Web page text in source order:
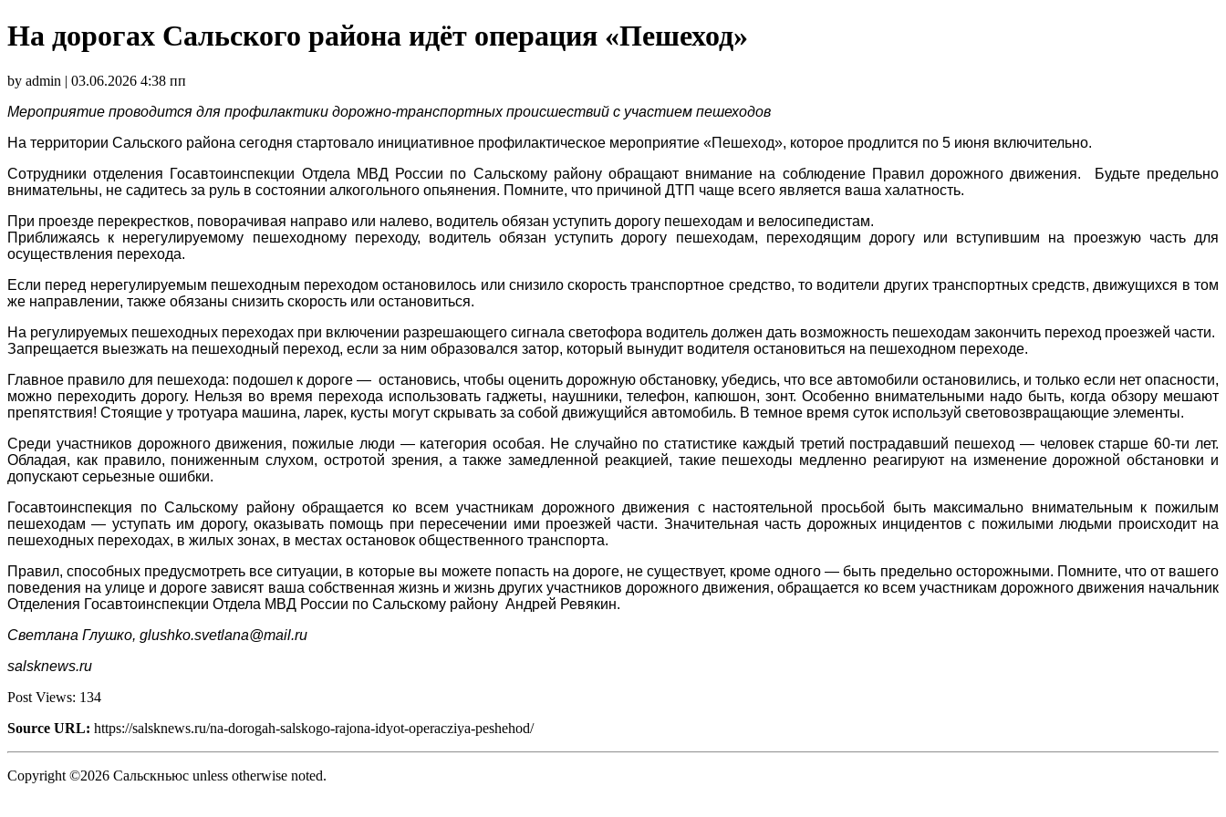
На дорогах Сальского района идёт операция «Пешеход»
by admin | 03.06.2026 4:38 пп
Мероприятие проводится для профилактики дорожно-транспортных происшествий с участием пешеходов
На территории Сальского района сегодня стартовало инициативное профилактическое мероприятие «Пешеход», которое продлится по 5 июня включительно.
Сотрудники отделения Госавтоинспекции Отдела МВД России по Сальскому району обращают внимание на соблюдение Правил дорожного движения. Будьте предельно
внимательны, не садитесь за руль в состоянии алкогольного опьянения. Помните, что причиной ДТП чаще всего является ваша халатность.
При проезде перекрестков, поворачивая направо или налево, водитель обязан уступить дорогу пешеходам и велосипедистам.
Приближаясь к нерегулируемому пешеходному переходу, водитель обязан уступить дорогу пешеходам, переходящим дорогу или вступившим на проезжую часть для
осуществления перехода.
Если перед нерегулируемым пешеходным переходом остановилось или снизило скорость транспортное средство, то водители других транспортных средств, движущихся в том
же направлении, также обязаны снизить скорость или остановиться.
На регулируемых пешеходных переходах при включении разрешающего сигнала светофора водитель должен дать возможность пешеходам закончить переход проезжей части.
Запрещается выезжать на пешеходный переход, если за ним образовался затор, который вынудит водителя остановиться на пешеходном переходе.
Главное правило для пешехода: подошел к дороге — остановись, чтобы оценить дорожную обстановку, убедись, что все автомобили остановились, и только если нет опасности,
можно переходить дорогу. Нельзя во время перехода использовать гаджеты, наушники, телефон, капюшон, зонт. Особенно внимательными надо быть, когда обзору мешают
препятствия! Стоящие у тротуара машина, ларек, кусты могут скрывать за собой движущийся автомобиль. В темное время суток используй световозвращающие элементы.
Среди участников дорожного движения, пожилые люди — категория особая. Не случайно по статистике каждый третий пострадавший пешеход — человек старше 60-ти лет.
Обладая, как правило, пониженным слухом, остротой зрения, а также замедленной реакцией, такие пешеходы медленно реагируют на изменение дорожной обстановки и
допускают серьезные ошибки.
Госавтоинспекция по Сальскому району обращается ко всем участникам дорожного движения с настоятельной просьбой быть максимально внимательным к пожилым
пешеходам — уступать им дорогу, оказывать помощь при пересечении ими проезжей части. Значительная часть дорожных инцидентов с пожилыми людьми происходит на
пешеходных переходах, в жилых зонах, в местах остановок общественного транспорта.
Правил, способных предусмотреть все ситуации, в которые вы можете попасть на дороге, не существует, кроме одного — быть предельно осторожными. Помните, что от вашего
поведения на улице и дороге зависят ваша собственная жизнь и жизнь других участников дорожного движения, обращается ко всем участникам дорожного движения начальник
Отделения Госавтоинспекции Отдела МВД России по Сальскому району Андрей Ревякин.
Светлана Глушко, glushko.svetlana@mail.ru
salsknews.ru
Post Views: 134
Source URL: https://salsknews.ru/na-dorogah-salskogo-rajona-idyot-operacziya-peshehod/
Copyright ©2026 Сальскньюс unless otherwise noted.